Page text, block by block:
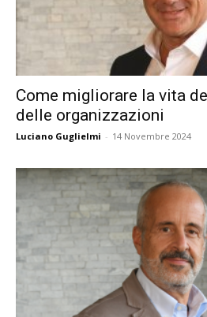
Come migliorare la vita
delle organizzazioni
Luciano Guglielmi - 14 Novembre 2024